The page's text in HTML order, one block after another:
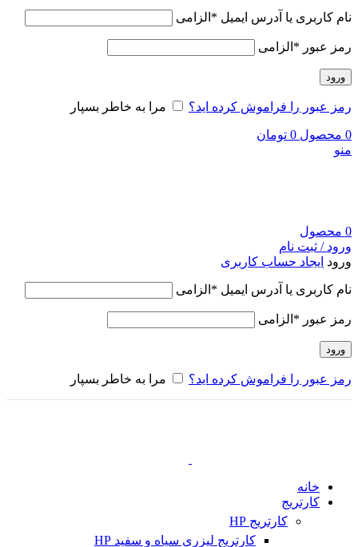
نام کاربری یا آدرس ایمیل * الزامی
رمز عبور * الزامی
ورود
رمز عبور را فراموش کرده اید؟ مرا به خاطر بسپار
0 محصول 0 تومان
منو
0 محصول
ورود / ثبت نام
ورود ایجاد حساب کاربری
نام کاربری یا آدرس ایمیل * الزامی
رمز عبور * الزامی
ورود
رمز عبور را فراموش کرده اید؟ مرا به خاطر بسپار
خانه
کارتریج
کارتریج HP
کارتریج لیزری سیاه و سفید HP